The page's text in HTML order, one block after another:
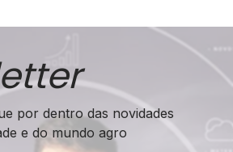
por dentro das novidades
e do mundo agro